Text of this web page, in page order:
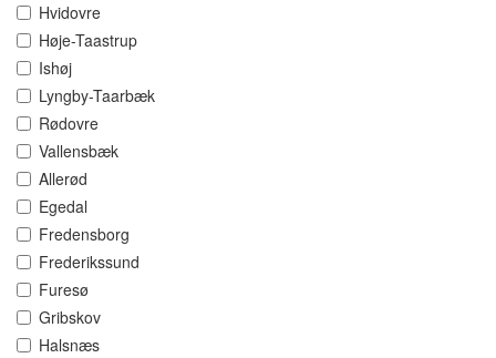
Hvidovre
Høje-Taastrup
Ishøj
Lyngby-Taarbæk
Rødovre
Vallensbæk
Allerød
Egedal
Fredensborg
Frederikssund
Furesø
Gribskov
Halsnæs